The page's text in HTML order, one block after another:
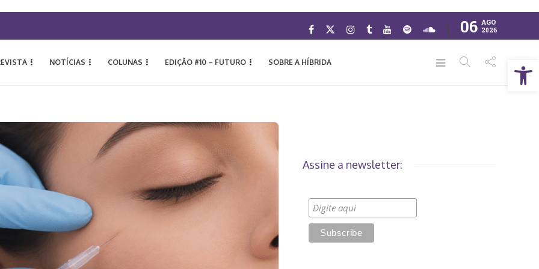
Abrir a barra de ferramentas
06 AGO
2026
NOTÍCIAS COLUNAS EDIÇÃO #10 – FUTURO SOBRE A HÍBRIDA
Assine a newsletter: